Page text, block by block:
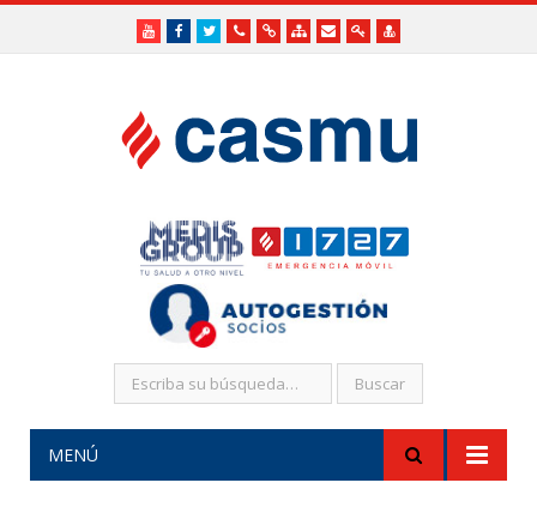
YoutubeFacebook
TwitterTeléfonos
EnlacesMapaFormularios
AccesoAcceso
MENÚ